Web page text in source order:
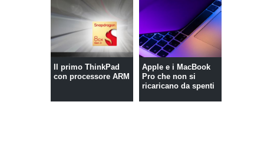
Il primo ThinkPad
con processore ARM
Apple e i MacBook
Pro che non si
ricaricano da spenti